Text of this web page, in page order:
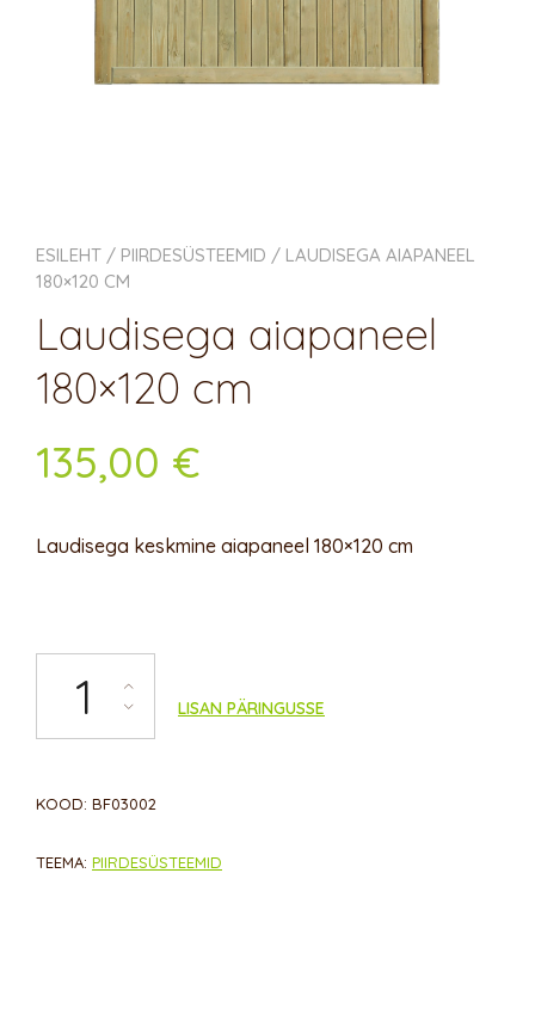
ESILEHT / PIIRDE­SÜSTEEMID / LAUDISEGA AIAPANEEL
180×120 CM
Laudisega aiapaneel
180×120 cm
135,00 €
Laudisega keskmine aiapaneel 180×120 cm
LISAN PÄRINGUSSE
KOOD: BF03002
TEEMA: PIIRDE­SÜSTEEMID